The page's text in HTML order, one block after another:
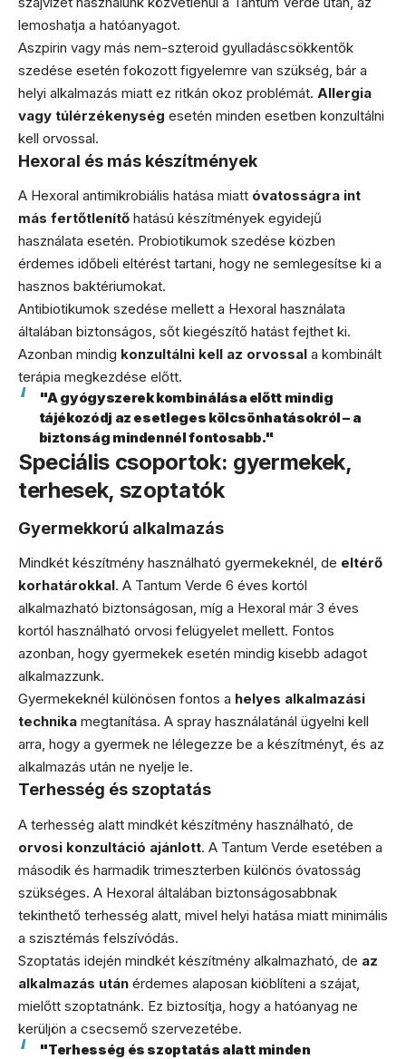
lemoshatja a hatóanyagot.
Aszpirin vagy más nem-szteroid gyulladáscsökkentők
szedése esetén fokozott figyelemre van szükség, bár a
helyi alkalmazás miatt ez ritkán okoz problémát. Allergia
vagy túlérzékenység esetén minden esetben konzultálni
kell orvossal.
Hexoral és más készítmények
A Hexoral antimikrobiális hatása miatt óvatosságra int
más fertőtlenítő hatású készítmények egyidejű
használata esetén. Probiotikumok szedése közben
érdemes időbeli eltérést tartani, hogy ne semlegesítse ki a
hasznos baktériumokat.
Antibiotikumok szedése mellett a Hexoral használata
általában biztonságos, sőt kiegészítő hatást fejthet ki.
Azonban mindig konzultálni kell az orvossal a kombinált
terápia megkezdése előtt.
"A gyógyszerek kombinálása előtt mindig
tájékozódj az esetleges kölcsönhatásokról – a
biztonság mindennél fontosabb."
Speciális csoportok: gyermekek,
terhesek, szoptatók
Gyermekkorú alkalmazás
Mindkét készítmény használható gyermekeknél, de eltérő
korhatárokkal. A Tantum Verde 6 éves kortól
alkalmazható biztonságosan, míg a Hexoral már 3 éves
kortól használható orvosi felügyelet mellett. Fontos
azonban, hogy gyermekek esetén mindig kisebb adagot
alkalmazzunk.
Gyermekeknél különösen fontos a helyes alkalmazási
technika megtanítása. A spray használatánál ügyelni kell
arra, hogy a gyermek ne lélegezze be a készítményt, és az
alkalmazás után ne nyelje le.
Terhesség és szoptatás
A terhesség alatt mindkét készítmény használható, de
orvosi konzultáció ajánlott. A Tantum Verde esetében a
második és harmadik trimeszterben különös óvatosság
szükséges. A Hexoral általában biztonságosabbnak
tekinthető terhesség alatt, mivel helyi hatása miatt minimális
a szisztémás felszívódás.
Szoptatás idején mindkét készítmény alkalmazható, de az
alkalmazás után érdemes alaposan kiöblíteni a szájat,
mielőtt szoptatnánk. Ez biztosítja, hogy a hatóanyag ne
kerüljön a csecsemő szervezetébe.
"Terhesség és szoptatás alatt minden